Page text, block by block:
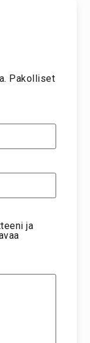
Pakolliset
ja